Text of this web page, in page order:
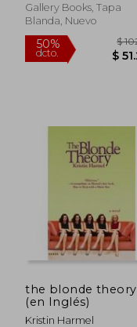
50%
dcto.
Gallery Books, Tapa
Blanda, Nuevo
the blonde theory
(en Inglés)
Kristin Harmel